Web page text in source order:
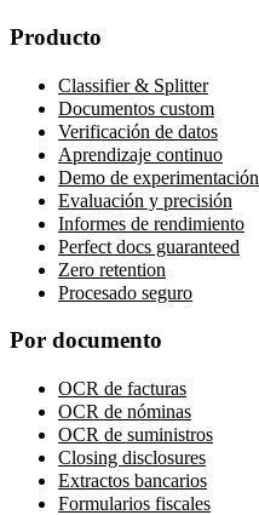
Producto
Classifier & Splitter
Documentos custom
Verificación de datos
Aprendizaje continuo
Demo de experimentación
Evaluación y precisión
Informes de rendimiento
Perfect docs guaranteed
Zero retention
Procesado seguro
Por documento
OCR de facturas
OCR de nóminas
OCR de suministros
Closing disclosures
Extractos bancarios
Formularios fiscales